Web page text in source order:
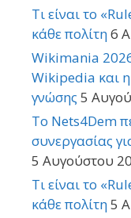
Τι είναι το
κάθε πολίτη6
Wikimania
Wikipedia και
γνώσης 5
Το Nets4Dem
συνεργασίας
5 Αυγούστου
Τι είναι το
κάθε πολίτη5